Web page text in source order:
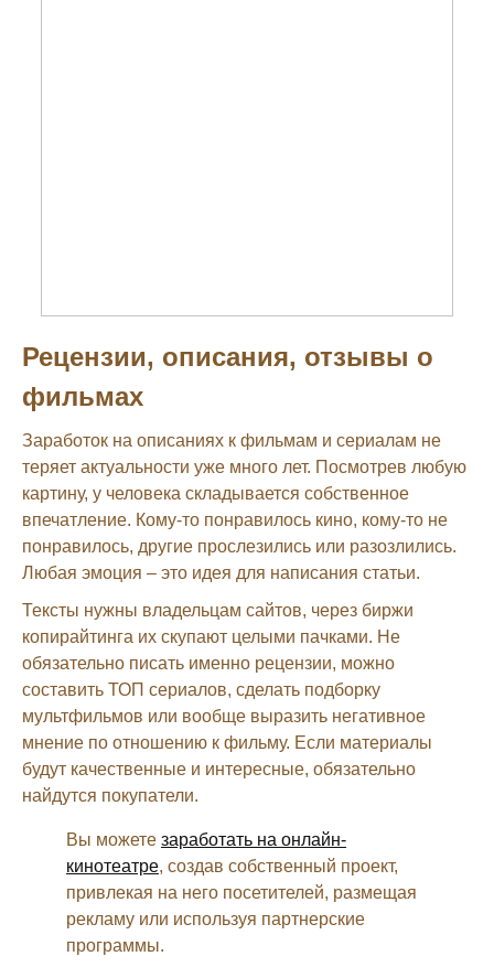
Рецензии, описания, отзывы о
фильмах
Заработок на описаниях к фильмам и сериалам не
теряет актуальности уже много лет. Посмотрев любую
картину, у человека складывается собственное
впечатление. Кому-то понравилось кино, кому-то не
понравилось, другие прослезились или разозлились.
Любая эмоция – это идея для написания статьи.
Тексты нужны владельцам сайтов, через биржи
копирайтинга их скупают целыми пачками. Не
обязательно писать именно рецензии, можно
составить ТОП сериалов, сделать подборку
мультфильмов или вообще выразить негативное
мнение по отношению к фильму. Если материалы
будут качественные и интересные, обязательно
найдутся покупатели.
Вы можете заработать на онлайн-
кинотеатре, создав собственный проект,
привлекая на него посетителей, размещая
рекламу или используя партнерские
программы.